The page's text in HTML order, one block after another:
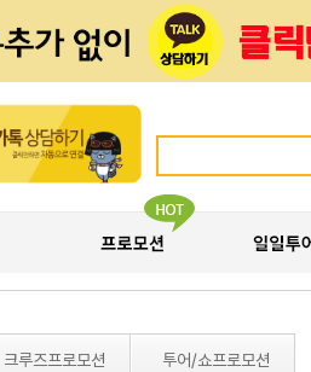
크루즈프로모션 투어/쇼프로모션